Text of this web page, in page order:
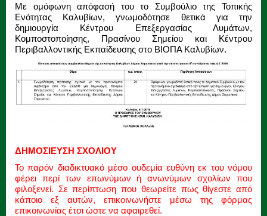
Με ομόφωνη απόφασή του το Συμβούλιο της Τοπικής
Ενότητας Καλυβίων, γνωμοδότησε θετικά για την
δημιουργία Κέντρου Επεξεργασίας Λυμάτων,
Κομποστοποίησης, Πρασίνου Σημείου και Κέντρου
Περιβαλλοντικής Εκπαίδευσης στο ΒΙΟΠΑ Καλυβίων.
ΔΗΜΟΣΙΕΥΣΗ ΣΧΟΛΙΟΥ
Το παρόν διαδικτυακό μέσο ουδεμία ευθύνη εκ του νόμου
φέρει περί των επωνύμων ή ανωνύμων σχολίων που
φιλοξενεί. Σε περίπτωση που θεωρείτε πως θίγεστε από
κάποιο εξ αυτών, επικοινωνήστε μέσω της φόρμας
επικοινωνίας έτσι ώστε να αφαιρεθεί.